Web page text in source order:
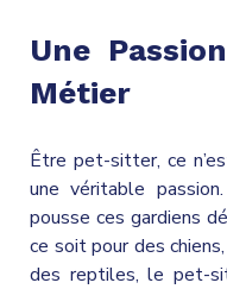
Une
Métier
Être pet-sitter, ce
une véritable
pousse ces gardiens
ce soit pour des
des reptiles, le pet-